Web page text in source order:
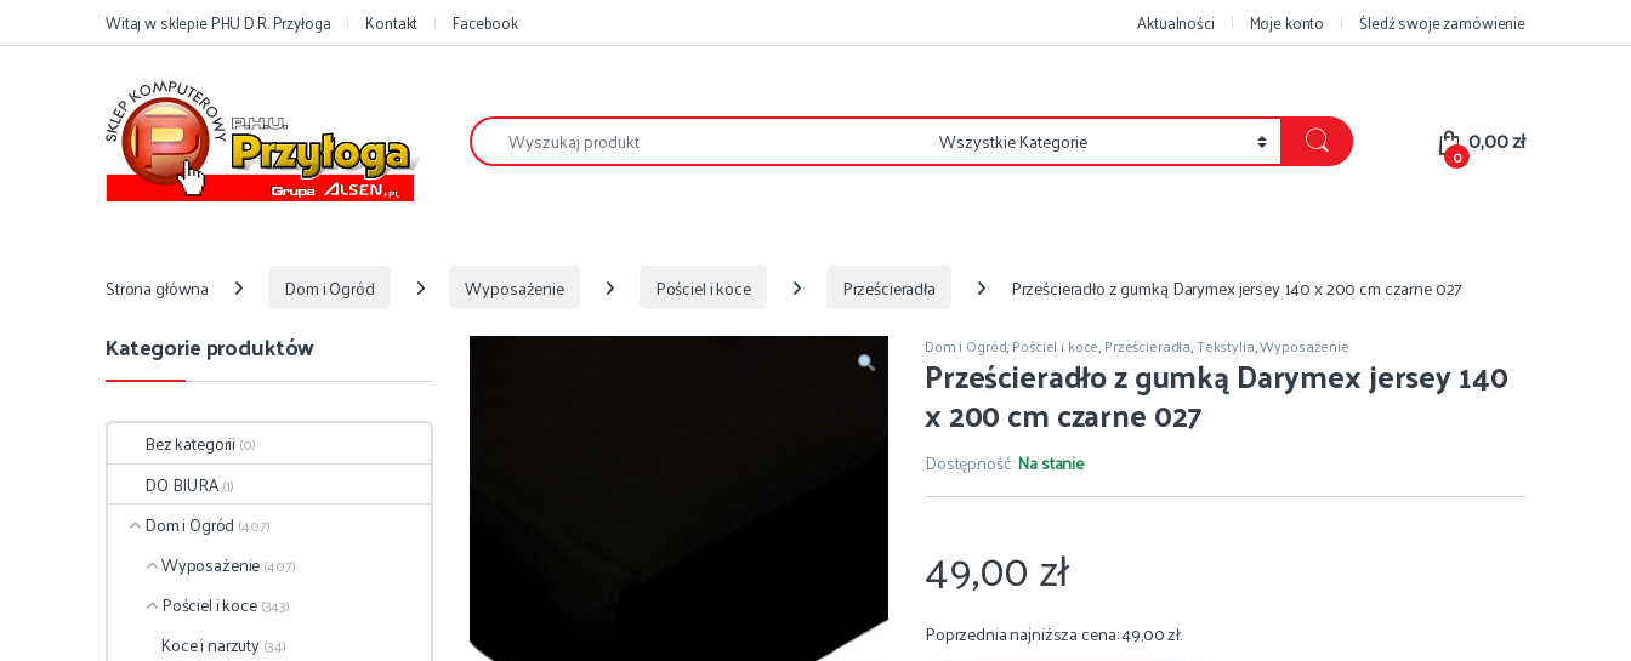
Przejdź do nawigacji
Przejdź do treściWitaj w sklepie PHU D.R. Przyłoga Kontakt Facebook Aktualności Moje konto Śledź swoje zamówienie
Szukaj:
0 0,00zł
Strona główna Dom i Ogród Wyposażenie Pościel i koce Prześcieradła Prześcieradło z gumką Darymex jersey 140 x 200 cm czarne 027
Dom i Ogród,Pościel i koce,Prześcieradła,Tekstylia,Wyposażenie
Prześcieradło z gumką Darymex jersey 140
x 200 cm czarne 027
Dostępność:Na stanie
49,00zł
Poprzednia najniższa cena:49,00zł.
Kategorie produktów
Bez kategorii (0)
DO BIURA(1)
Dom i Ogród (407)
Wyposażenie(407)
Pościel i koce(343)
Koce i narzuty(34)